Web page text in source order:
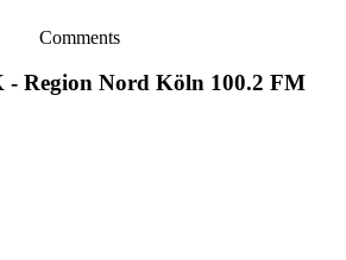
Comments
- Region Nord Köln 100.2 FM